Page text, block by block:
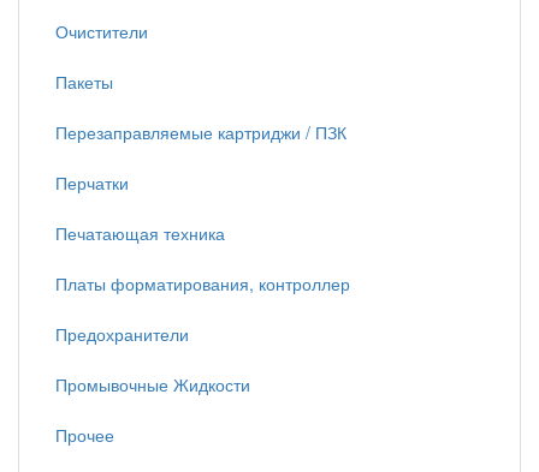
Очистители
Пакеты
Перезаправляемые картриджи / ПЗК
Перчатки
Печатающая техника
Платы форматирования, контроллер
Предохранители
Промывочные Жидкости
Прочее